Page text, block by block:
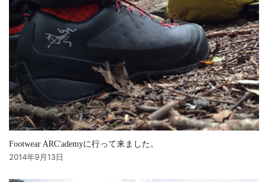
Footwear ARC'ademyに行って来ました。
2014年9月13日